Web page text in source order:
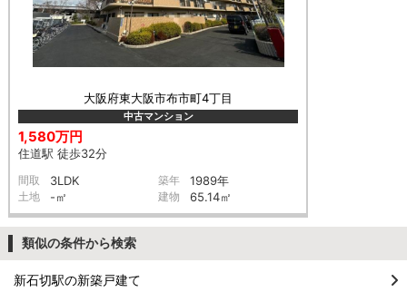
大阪府東大阪市布市町4丁目
中古マンション
1,580万円
住道駅 徒歩32分
間取 3LDK 築年 1989年
土地 -㎡ 建物 65.14㎡
類似の条件から検索
新石切駅の新築戸建て